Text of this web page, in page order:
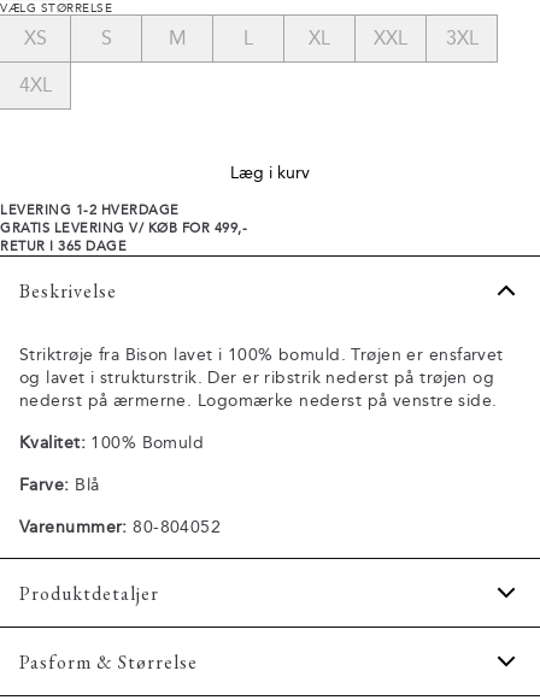
VÆLG STØRRELSE
XS S M L XL XXL 3XL
4XL
Læg i kurv
LEVERING 1-2 HVERDAGE
GRATIS LEVERING V/ KØB FOR 499,-
RETUR I 365 DAGE
Beskrivelse
Striktrøje fra Bison lavet i 100% bomuld. Trøjen er ensfarvet
og lavet i strukturstrik. Der er ribstrik nederst på trøjen og
nederst på ærmerne. Logomærke nederst på venstre side.
Kvalitet:100% Bomuld
Farve: Blå
Varenummer: 80-804052
Produktdetaljer
Trøjen er lavet i strukturstrik.
Pasform & Størrelse